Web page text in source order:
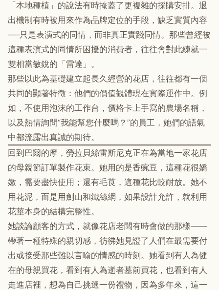
「本地種植」的說法有時掩蓋了更複雜的採購安排。退
出機制有時被用來作為品牌定位的手段，缺乏實質內容
──只是表演式的同情，而非真正實踐同情。那些曾經被
這種表演式的同情所困擾的消費者，往往會對此練就一
雙相當敏銳的「雷達」。
那些以此為基礎建立起長久經營的花店，往往都有一個
共同的顯著特徵：他們的價值觀體現在實際運作中。例
如，不使用泡沫的工作台，價格卡上手寫的農場名稱，
以及熱情詢問“我能幫您什麼嗎？”的員工，她們的語氣
中都流露出真誠的期待。
回到巴爾的摩，勞拉貝絲雷斯尼克正在為當地一家花店
的母親節訂單製作花束。她用的是香豌豆，這種花很嬌
嫩，需要盡快使用；還有毛茛，這種花比較耐放。她不
用花泥，而是用劍山和鐵絲網，如果設計允許，就利用
花莖本身的結構完整性。
她談論顧客的方式，就像花店老闆有時會做的那樣——
帶著一種特殊的親切感，彷彿她見證了人們在最需要付
出或接受那些難以言喻的情感的時刻。她看到有人為健
在的母親買花，看到有人為逝者墓前買花，也看到有人
走進店裡，想為自己挑選一份禮物，因為多年來，這一